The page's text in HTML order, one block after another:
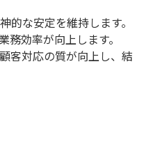
な安定を維持します。
効率が向上します。
客対応の質が向上し、結